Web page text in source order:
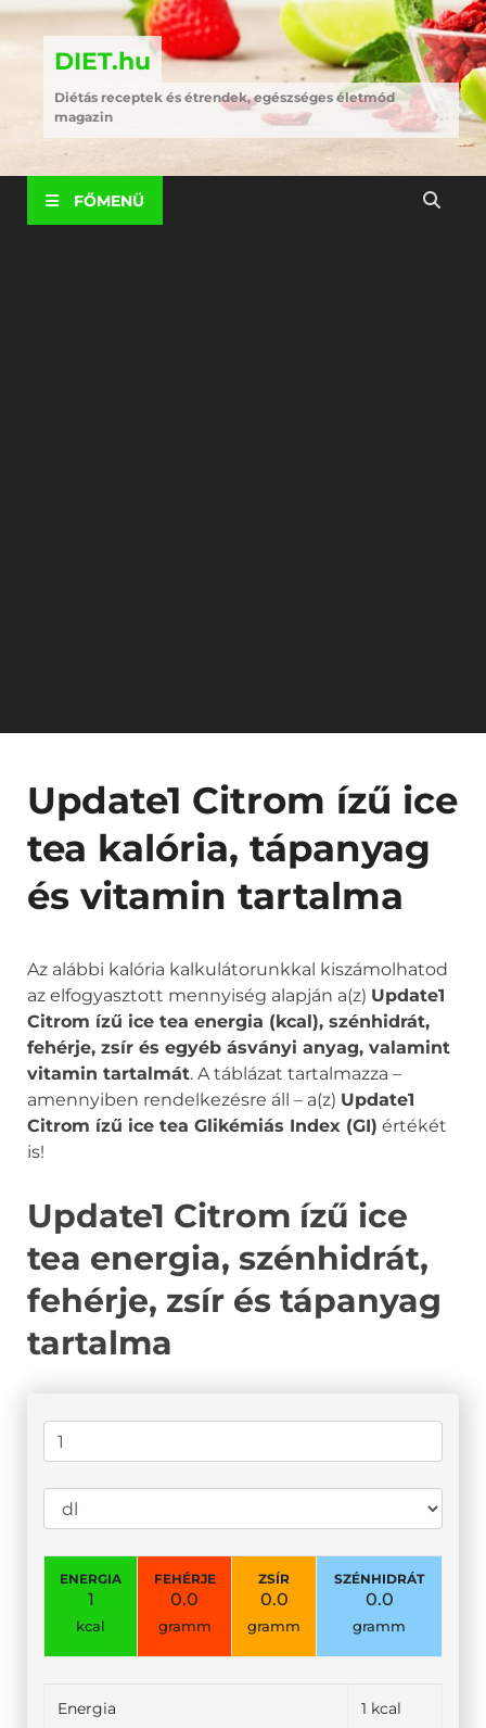
DIET.hu
Diétás receptek és étrendek, egészséges életmód
magazin
FŐMENÜ
Update1 Citrom ízű ice
tea kalória, tápanyag
és vitamin tartalma
Az alábbi kalória kalkulátorunkkal kiszámolhatod
az elfogyasztott mennyiség alapján a(z) Update1
Citrom ízű ice tea energia (kcal), szénhidrát,
fehérje, zsír és egyéb ásványi anyag, valamint
vitamin tartalmát. A táblázat tartalmazza –
amennyiben rendelkezésre áll – a(z) Update1
Citrom ízű ice tea Glikémiás Index (GI) értékét
is!
Update1 Citrom ízű ice
tea energia, szénhidrát,
fehérje, zsír és tápanyag
tartalma
ENERGIA
1
kcal
FEHÉRJE
0.0
gramm
ZSÍR
0.0
gramm
SZÉNHIDRÁT
0.0
gramm
Energia 1 kcal